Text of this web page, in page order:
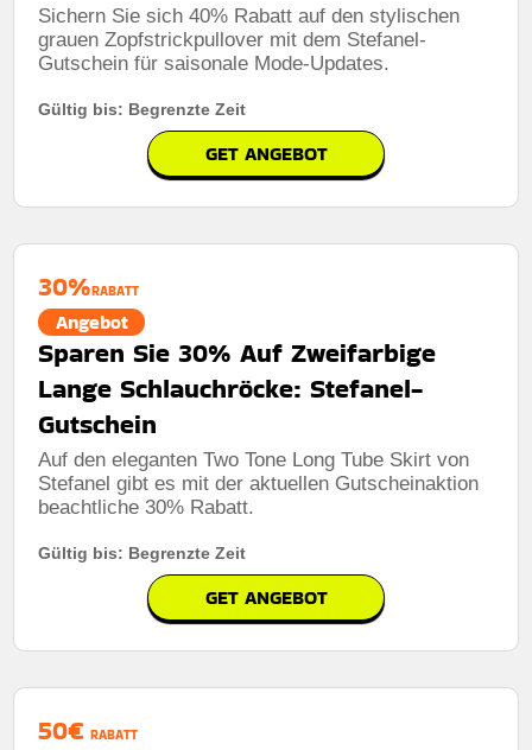
Sichern Sie sich 40% Rabatt auf den stylischen
grauen Zopfstrickpullover mit dem Stefanel-
Gutschein für saisonale Mode-Updates.
Gültig bis: Begrenzte Zeit
GET ANGEBOT
30%RABATT
Angebot
Sparen Sie 30% Auf Zweifarbige
Lange Schlauchröcke: Stefanel-
Gutschein
Auf den eleganten Two Tone Long Tube Skirt von
Stefanel gibt es mit der aktuellen Gutscheinaktion
beachtliche 30% Rabatt.
Gültig bis: Begrenzte Zeit
GET ANGEBOT
50€ RABATT